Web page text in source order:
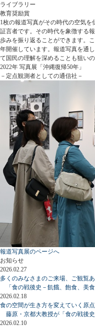
ライブラリー
教育奨励賞
1枚の報道写真がその時代の空気
証言者です。その時代を象徴する
歩みを振り返ることができます。
年開催しています。報道写真を通
て国民の理解を深めることも狙いの
2022年 写真展「沖縄復帰50年」
－定点観測者としての通信社－
報道写真展のページへ
お知らせ
2026.02.27
多くのみなさまのご来場、ご観覧
「食の戦後史－飢餓、飽食、美
2026.02.18
食の空間が生き方を変えていく原
藤原・京都大教授が「食の戦後
2026.02.10